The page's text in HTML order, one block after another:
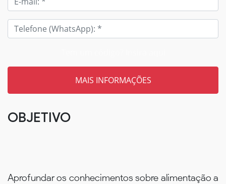
OBJETIVO
Aprofundar os conhecimentos sobre alimentação a